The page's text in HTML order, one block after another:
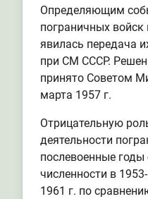
Определяющим
пограничных
явилась передача
при СМ СССР.
принято Советом
марта 1957 г.
Отрицательную
деятельности
послевоенные
численности в
1961 г. по